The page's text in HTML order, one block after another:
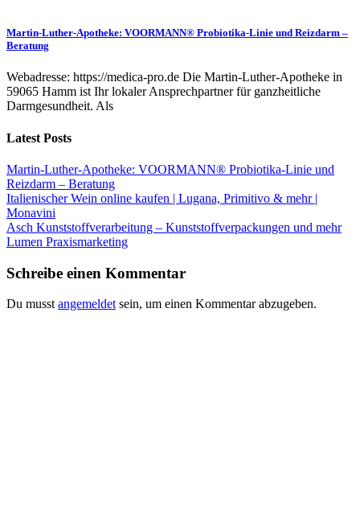
Martin-Luther-Apotheke: VOORMANN® Probiotika-Linie und Reizdarm –
Beratung
Webadresse: https://medica-pro.de Die Martin-Luther-Apotheke in
59065 Hamm ist Ihr lokaler Ansprechpartner für ganzheitliche
Darmgesundheit. Als
Latest Posts
Martin-Luther-Apotheke: VOORMANN® Probiotika-Linie und
Reizdarm – Beratung
Italienischer Wein online kaufen | Lugana, Primitivo & mehr |
Monavini
Asch Kunststoffverarbeitung – Kunststoffverpackungen und mehr
Lumen Praxismarketing
Schreibe einen Kommentar
Du musst angemeldet sein, um einen Kommentar abzugeben.